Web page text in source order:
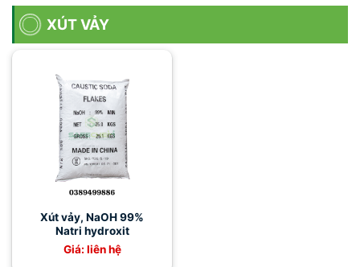
XÚT VẢY
Xút vảy, NaOH 99%
Natri hydroxit
Giá: liên hệ